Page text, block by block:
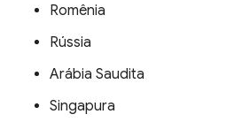
Romênia
Rússia
Arábia Saudita
Singapura